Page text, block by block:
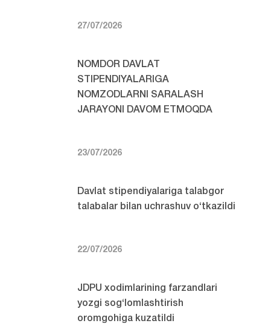
27/07/2026
NOMDOR DAVLAT
STIPENDIYALARIGA
NOMZODLARNI SARALASH
JARAYONI DAVOM ETMOQDA
23/07/2026
Davlat stipendiyalariga talabgor
talabalar bilan uchrashuv o‘tkazildi
22/07/2026
JDPU xodimlarining farzandlari
yozgi sog‘lomlashtirish
oromgohiga kuzatildi